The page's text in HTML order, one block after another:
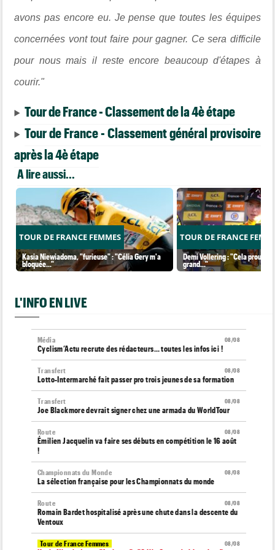
avons pas encore eu. Je pense que toutes les équipes
concernées vont tout faire pour gagner. Ce sera difficile
pour nous mais il reste encore beaucoup d'étapes à
courir."
Tour de France - Classement de la 4è étape
Tour de France - Classement général provisoire
après la 4è étape
A lire aussi...
TOUR DE FRANCE FEMMES
Kasia Niewiadoma, "furieuse" : "Célia Gery m'a
bloquée..."
TOUR DE FRANCE
Demi Vollering : "Cela prouve
grand..."
L'INFO EN LIVE
08/08
Média
Cyclism’Actu recrute des rédacteurs… toutes les infos ici !
08/08
Transfert
Lotto-Intermarché fait passer pro trois jeunes de sa formation
08/08
Transfert
Joe Blackmore devrait signer chez une armada du WorldTour
08/08
Route
Émilien Jacquelin va faire ses débuts en compétition le 16 août
!
08/08
Championnats du Monde
La sélection française pour les Championnats du monde
08/08
Route
Romain Bardet hospitalisé après une chute dans la descente du
Ventoux
08/08
Tour de France Femmes